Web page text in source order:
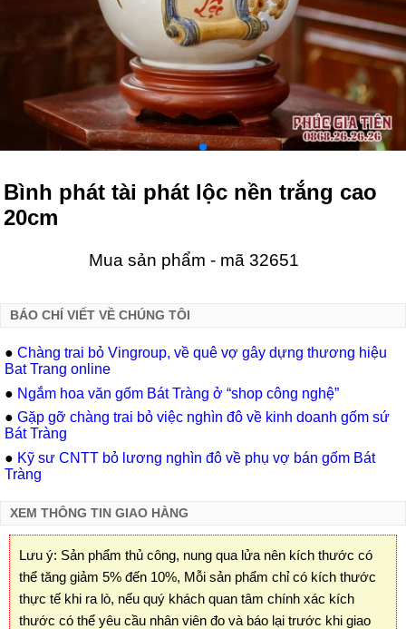
Bình phát tài phát lộc nền trắng cao
20cm
Mua sản phẩm - mã 32651
BÁO CHÍ VIẾT VỀ CHÚNG TÔI
● Chàng trai bỏ Vingroup, về quê vợ gây dựng thương hiệu
Bat Trang online
● Ngắm hoa văn gốm Bát Tràng ở “shop công nghệ”
● Gặp gỡ chàng trai bỏ việc nghìn đô về kinh doanh gốm sứ
Bát Tràng
● Kỹ sư CNTT bỏ lương nghìn đô về phụ vợ bán gốm Bát
Tràng
XEM THÔNG TIN GIAO HÀNG
Lưu ý: Sản phẩm thủ công, nung qua lửa nên kích thước có
thể tăng giảm 5% đến 10%, Mỗi sản phẩm chỉ có kích thước
thực tế khi ra lò, nếu quý khách quan tâm chính xác kích
thước có thể yêu cầu nhân viên đo và báo lại trước khi giao